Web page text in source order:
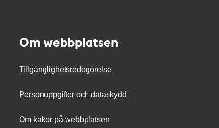
Om webbplatsen
Tillgänglighetsredogörelse
Personuppgifter och dataskydd
Om kakor på webbplatsen